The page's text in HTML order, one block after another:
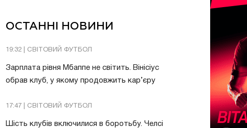
ОСТАННІ НОВИНИ
19:32 | СВІТОВИЙ ФУТБОЛ
Зарплата рівня Мбаппе не світить. Вінісіус
обрав клуб, у якому продовжить кар’єру
17:47 | СВІТОВИЙ ФУТБОЛ
Шість клубів включилися в боротьбу. Челсі